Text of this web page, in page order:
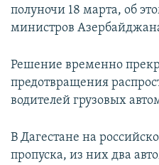
полуночи 18 марта, об
министров
Решение временно
предотвращения
водителей грузовых
В Дагестане на
пропуска, из них два